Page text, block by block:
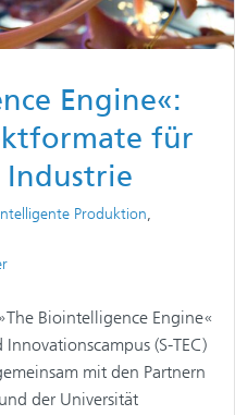
Engine«:
für
Produktion,
Biointelligence Engine«
(S-TEC)
mit den Partnern
der Universität